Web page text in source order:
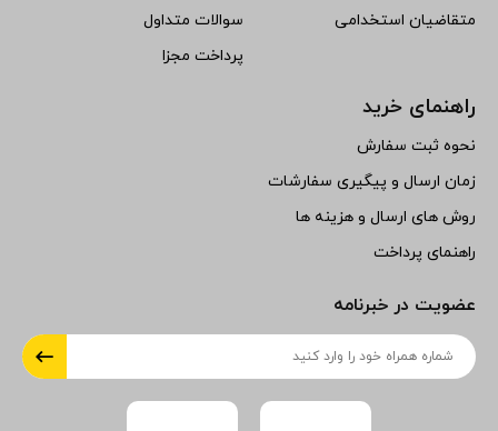
متقاضیان استخدامی
سوالات متداول
پرداخت مجزا
راهنمای خرید
نحوه ثبت سفارش
زمان ارسال و پیگیری سفارشات
روش های ارسال و هزینه ها
راهنمای پرداخت
عضویت در خبرنامه